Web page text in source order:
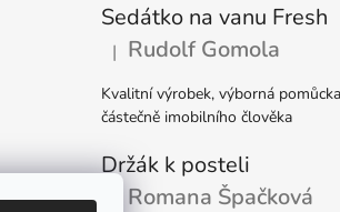
Sedátko na vanu Fresh
Hodnocení produktu je 5 z 5
| Rudolf Gomola
Kvalitní výrobek, výborná
částečně imobilního člověka
Držák k posteli
Romana Špačková